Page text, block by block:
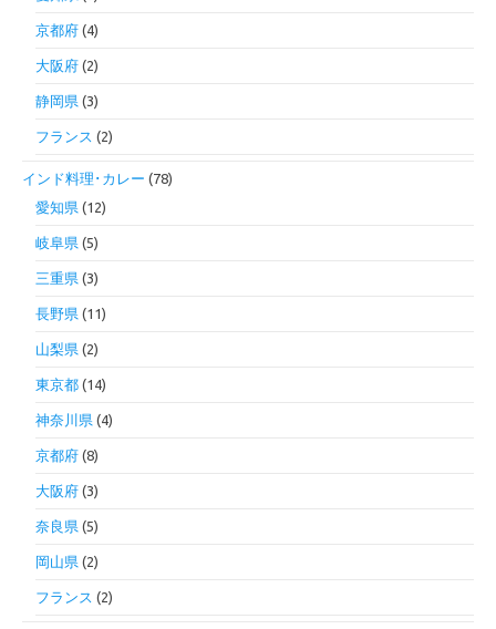
京都府 (4)
大阪府 (2)
静岡県 (3)
フランス (2)
インド料理･カレー (78)
愛知県 (12)
岐阜県 (5)
三重県 (3)
長野県 (11)
山梨県 (2)
東京都 (14)
神奈川県 (4)
京都府 (8)
大阪府 (3)
奈良県 (5)
岡山県 (2)
フランス (2)